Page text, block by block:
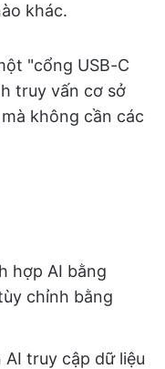
khác.
"cổng USB-C
truy vấn cơ sở
không cần các
hợp AI bằng
chỉnh bằng
truy cập dữ liệu